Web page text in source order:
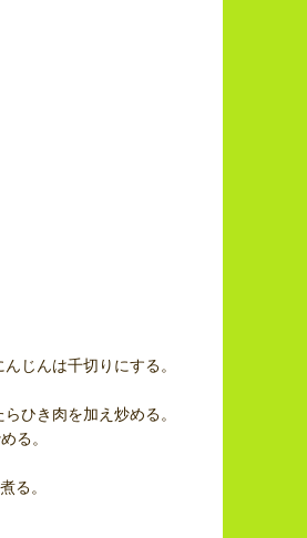
じんは千切りにする。
ひき肉を加え炒める。
る。
る。